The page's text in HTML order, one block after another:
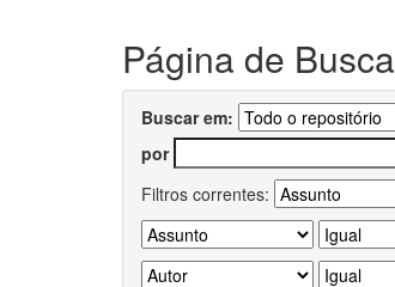
Página de Busca
Buscar em:
por
Filtros correntes: